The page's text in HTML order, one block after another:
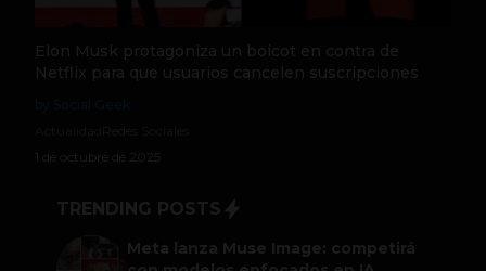
Elon Musk protagoniza un boicot en contra de
Netflix para que usuarios cancelen suscripciones
1 de octubre de 2025
TRENDING POSTS
Meta lanza Muse Image: competirá